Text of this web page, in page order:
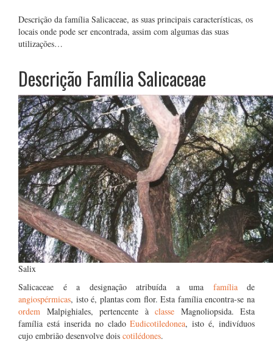
Descrição da família Salicaceae, as suas principais características, os
locais onde pode ser encontrada, assim com algumas das suas
utilizações…
Descrição Família Salicaceae
Salix
Salicaceae é a designação atribuída a uma famíliade
angiospérmicas, isto é, plantas com flor. Esta família encontra-se na
ordem Malpighiales, pertencente à classe Magnoliopsida. Esta
família está inserida no cladoEudicotiledonea, isto é, indivíduos
cujo embrião desenvolve dois cotilédones.